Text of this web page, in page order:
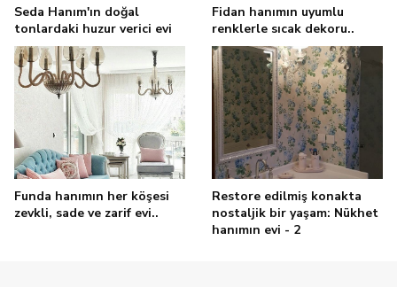
Seda Hanım'ın doğal
tonlardaki huzur verici evi
Fidan hanımın uyumlu
renklerle sıcak dekoru..
Funda hanımın her köşesi
zevkli, sade ve zarif evi..
Restore edilmiş konakta
nostaljik bir yaşam: Nükhet
hanımın evi - 2